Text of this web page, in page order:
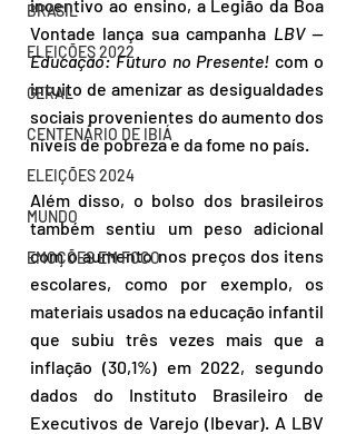
BRASIL
ELEIÇÕES 2022
GERAL
CENTENÁRIO DE IBIÁ
ELEIÇÕES 2024
MUNDO
EMOÇÕES EM FOCO
incentivo ao ensino, a Legião da Boa
Vontade lança sua campanha LBV —
Educação: Futuro no Presente! com o
intuito de amenizar as desigualdades
sociais provenientes do aumento dos
níveis de pobreza e da fome no país.
Além disso, o bolso dos brasileiros
também sentiu um peso adicional
com o aumento nos preços dos itens
escolares, como por exemplo, os
materiais usados na educação infantil
que subiu três vezes mais que a
inflação (30,1%) em 2022, segundo
dados do Instituto Brasileiro de
Executivos de Varejo (Ibevar). A LBV